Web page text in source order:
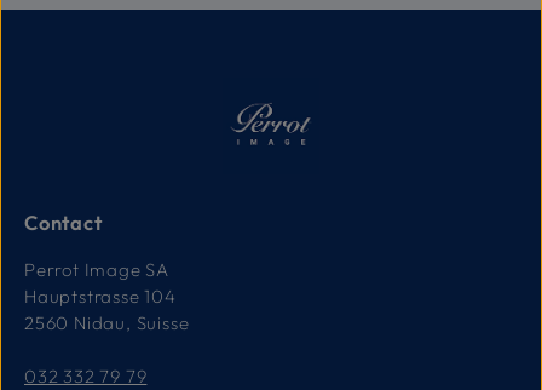
Contact
Perrot Image SA
Hauptstrasse 104
2560 Nidau, Suisse
032 332 79 79